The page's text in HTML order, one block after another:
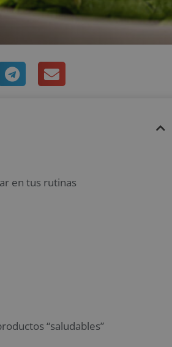
en tus rutinas
“saludables”